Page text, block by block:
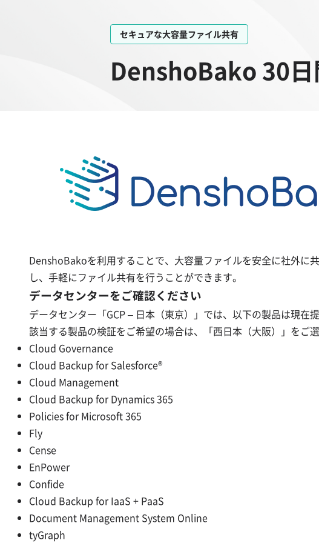
セキュアな大容量ファイル共有
DenshoBako 30日
DenshoBakoを利用することで、大容量ファイルを安全に社外に
し、手軽にファイル共有を行うことができます。
データセンターをご確認ください
データセンター「GCP – 日本（東京）」では、以下の製品は現在
該当する製品の検証をご希望の場合は、「西日本（大阪）」をご選
Cloud Governance
Cloud Backup for Salesforce®
Cloud Management
Cloud Backup for Dynamics 365
Policies for Microsoft 365
Fly
Cense
EnPower
Confide
Cloud Backup for IaaS + PaaS
Document Management System Online
tyGraph